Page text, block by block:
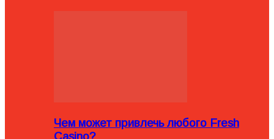
Чем может привлечь любого Fresh
Casino?